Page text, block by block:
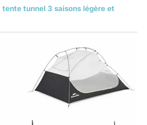
tunnel 3 saisons légère et